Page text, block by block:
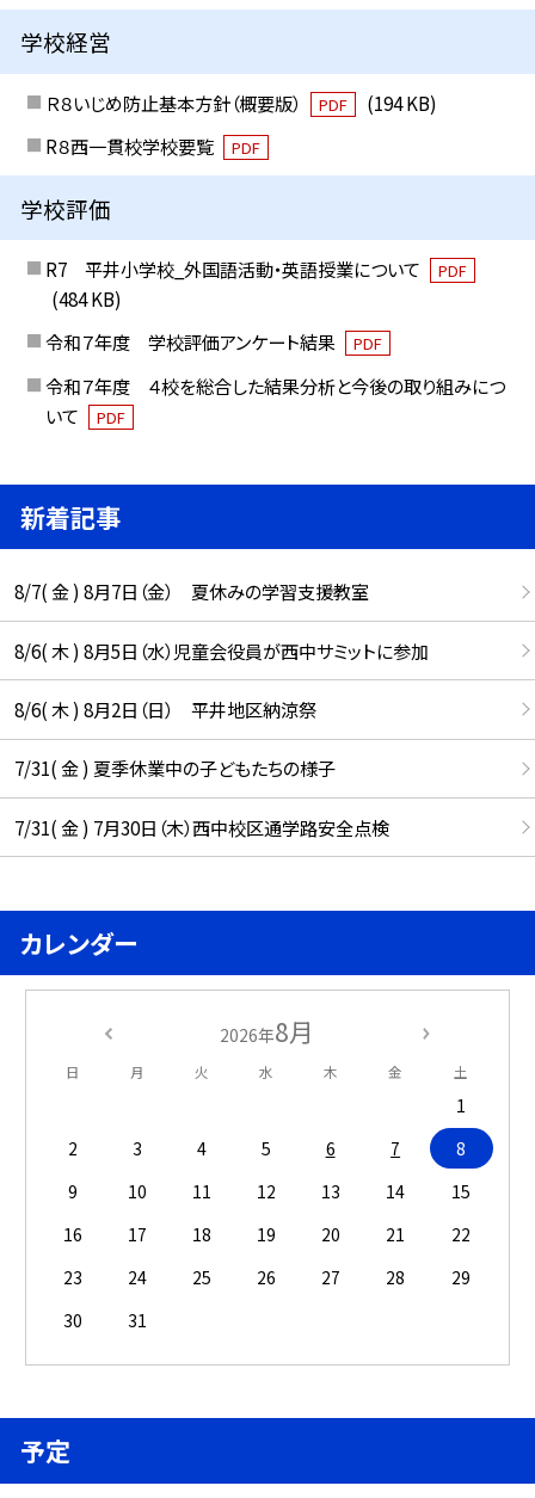
学校経営
Ｒ８いじめ防止基本方針（概要版） PDF
(194 KB)
R８西一貫校学校要覧
PDF
学校評価
R7 平井小学校_外国語活動・英語授業について PDF
(484 KB)
令和７年度 学校評価アンケート結果
PDF
令和７年度 ４校を総合した結果分析と今後の取り組みにつ
いて
PDF
新着記事
8/7( 金 ) 8月7日（金） 夏休みの学習支援教室
8/6( 木 ) 8月5日（水）児童会役員が西中サミットに参加
8/6( 木 ) 8月2日（日） 平井地区納涼祭
7/31( 金 ) 夏季休業中の子どもたちの様子
7/31( 金 ) 7月30日（木）西中校区通学路安全点検
カレンダー
2026年8月
日 月 火 水 木 金 土
1
2
3 4 5 6 7
8
9
10 11 12 13 14
15
16
17 18 19 20 21
22
23
24 25 26 27 28
29
30
31
予定